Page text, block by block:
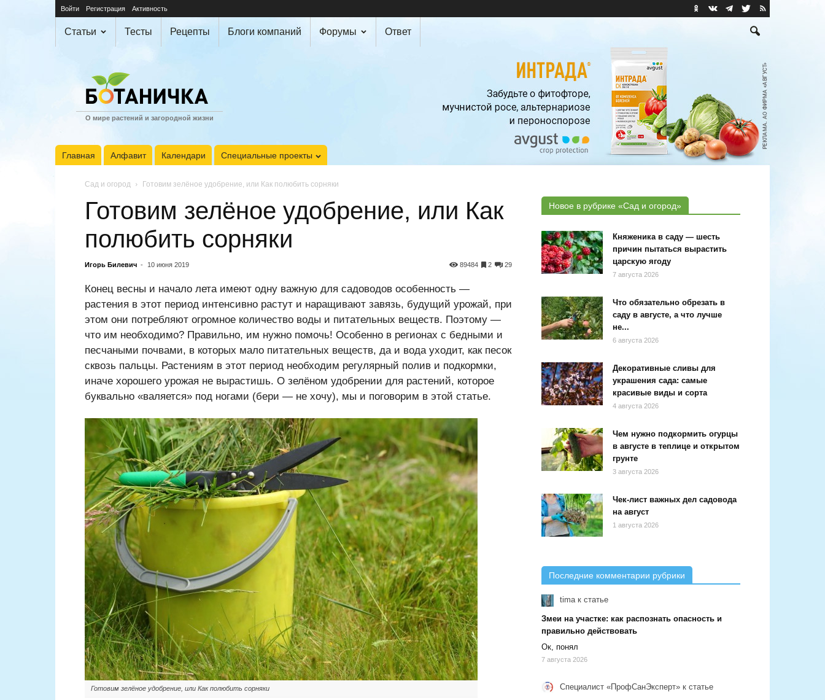
Войти Регистрация Активность
Статьи Тесты Рецепты Блоги компаний Форумы Ответ
О мире растений и загородной жизни
Главная Алфавит Календари Специальные проекты
Сад и огород Готовим зелёное удобрение, или Как полюбить сорняки
Готовим зелёное удобрение, или Как
полюбить сорняки
Игорь Билевич - 10 июня 2019 29
2
89484
Конец весны и начало лета имеют одну важную для садоводов особенность —
растения в этот период интенсивно растут и наращивают завязь, будущий урожай, при
этом они потребляют огромное количество воды и питательных веществ. Поэтому —
что им необходимо? Правильно, им нужно помочь! Особенно в регионах с бедными и
песчаными почвами, в которых мало питательных веществ, да и вода уходит, как песок
сквозь пальцы. Растениям в этот период необходим регулярный полив и подкормки,
иначе хорошего урожая не вырастишь. О зелёном удобрении для растений, которое
буквально «валяется» под ногами (бери — не хочу), мы и поговорим в этой статье.
Готовим зелёное удобрение, или Как полюбить сорняки
Новое в рубрике «Сад и огород»
Княженика в саду — шесть
причин пытаться вырастить
царскую ягоду
7 августа 2026
Что обязательно обрезать в
саду в августе, а что лучше
не...
6 августа 2026
Декоративные сливы для
украшения сада: самые
красивые виды и сорта
4 августа 2026
Чем нужно подкормить огурцы
в августе в теплице и открытом
грунте
3 августа 2026
Чек-лист важных дел садовода
на август
1 августа 2026
Последние комментарии рубрики
timaк статье
Змеи на участке: как распознать опасность и
правильно действовать
Ок, понял
7 августа 2026
Специалист «ПрофСанЭксперт» к статье